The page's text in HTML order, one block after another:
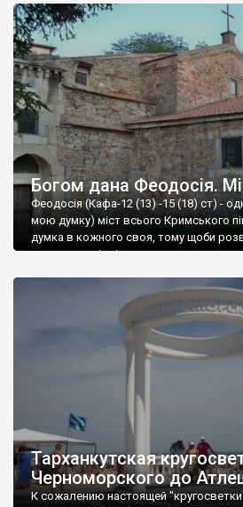
Богом дана Феодосія.
Феодосія (Кафа-12 (13) -15 (18) ст) -
мою думку) міст всього Кримського
думка в кожного своя, тому щоби
запрошую відвідати це
Тарханкутская
Черноморского до
К сожалению настоящей